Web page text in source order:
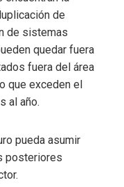
de
de sistemas
quedar fuera
fuera del área
que exceden el
al año.
pueda asumir
posteriores